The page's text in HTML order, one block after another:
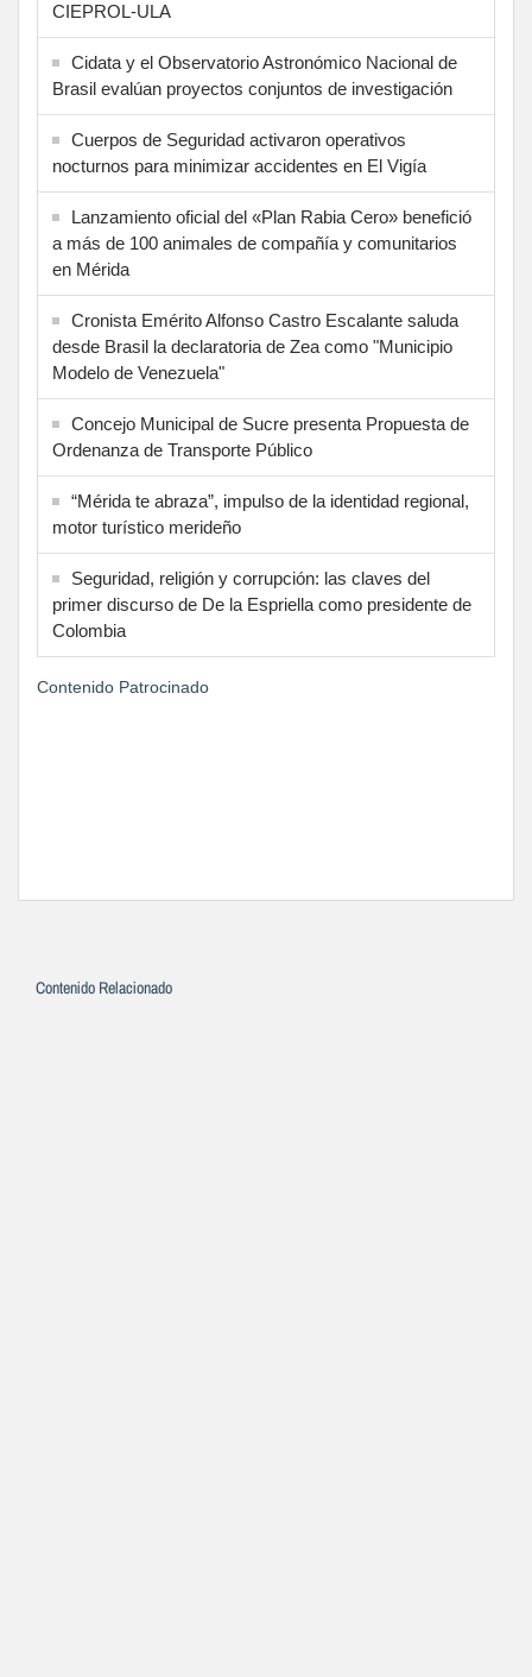
CIEPROL-ULA
Cidata y el Observatorio Astronómico Nacional de
Brasil evalúan proyectos conjuntos de investigación
Cuerpos de Seguridad activaron operativos
nocturnos para minimizar accidentes en El Vigía
Lanzamiento oficial del «Plan Rabia Cero» benefició
a más de 100 animales de compañía y comunitarios
en Mérida
Cronista Emérito Alfonso Castro Escalante saluda
desde Brasil la declaratoria de Zea como "Municipio
Modelo de Venezuela"
Concejo Municipal de Sucre presenta Propuesta de
Ordenanza de Transporte Público
“Mérida te abraza”, impulso de la identidad regional,
motor turístico merideño
Seguridad, religión y corrupción: las claves del
primer discurso de De la Espriella como presidente de
Colombia
Contenido Patrocinado
Contenido Relacionado